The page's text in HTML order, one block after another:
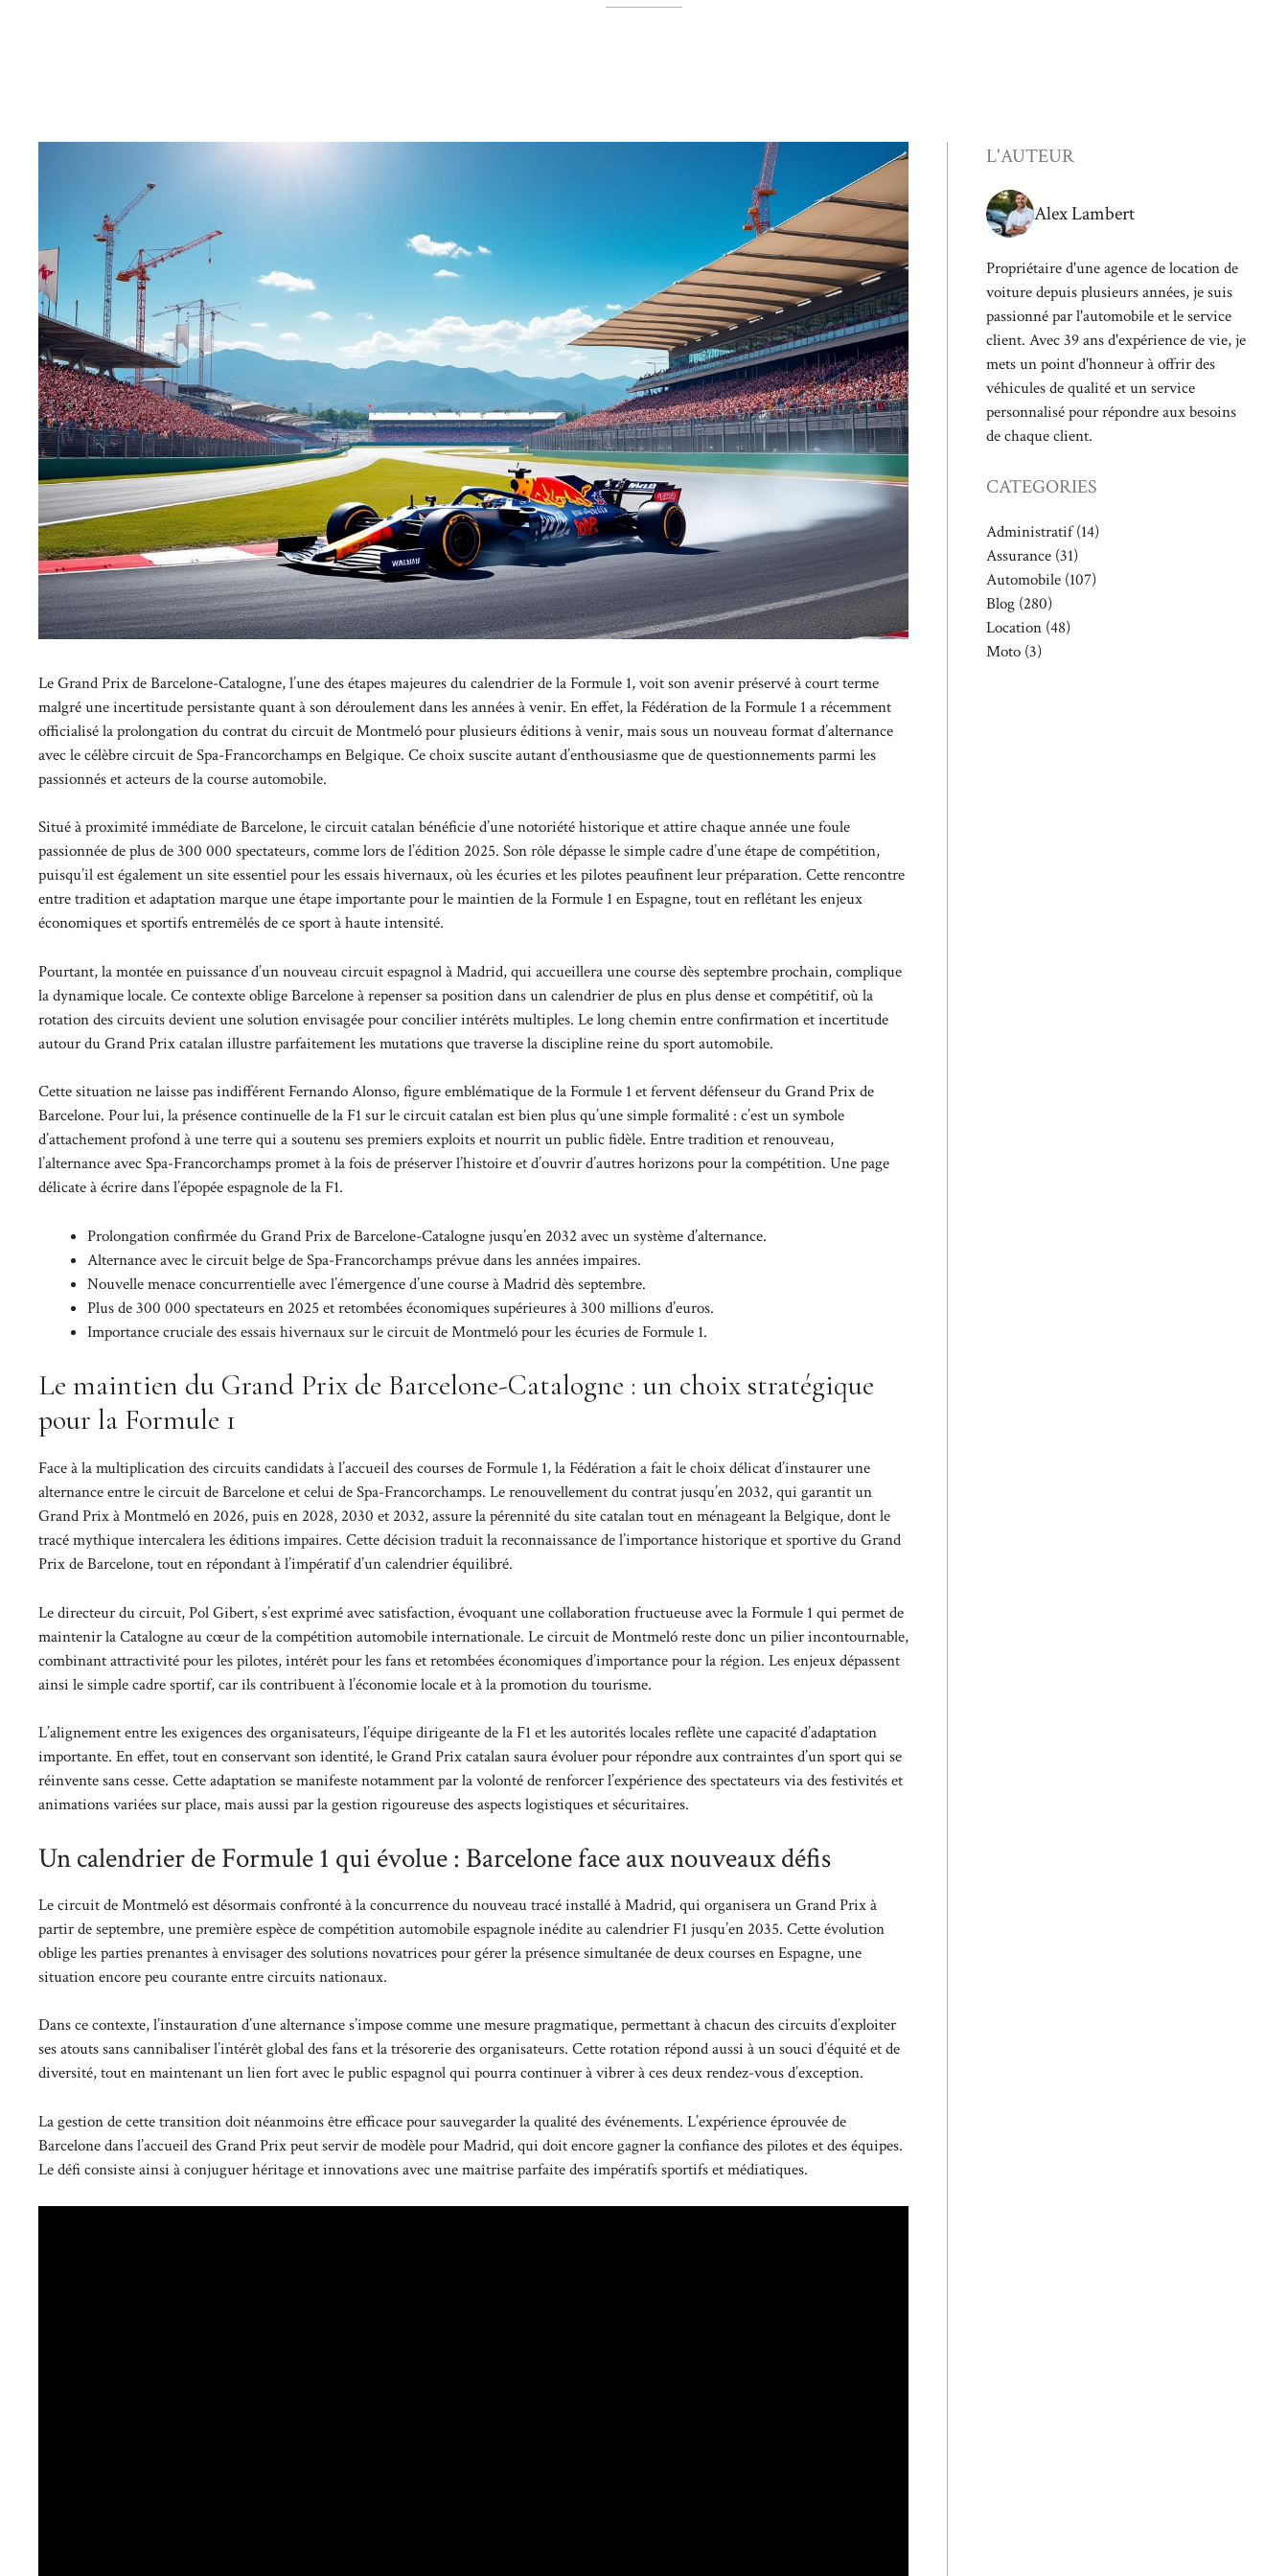
Le Grand Prix de Barcelone-Catalogne, l’une des étapes majeures du calendrier de la Formule 1, voit son avenir préservé à court terme
malgré une incertitude persistante quant à son déroulement dans les années à venir. En effet, la Fédération de la Formule 1 a récemment
officialisé la prolongation du contrat du circuit de Montmeló pour plusieurs éditions à venir, mais sous un nouveau format d’alternance
avec le célèbre circuit de Spa-Francorchamps en Belgique. Ce choix suscite autant d’enthousiasme que de questionnements parmi les
passionnés et acteurs de la course automobile.
Situé à proximité immédiate de Barcelone, le circuit catalan bénéficie d’une notoriété historique et attire chaque année une foule
passionnée de plus de 300 000 spectateurs, comme lors de l’édition 2025. Son rôle dépasse le simple cadre d’une étape de compétition,
puisqu’il est également un site essentiel pour les essais hivernaux, où les écuries et les pilotes peaufinent leur préparation. Cette rencontre
entre tradition et adaptation marque une étape importante pour le maintien de la Formule 1 en Espagne, tout en reflétant les enjeux
économiques et sportifs entremêlés de ce sport à haute intensité.
Pourtant, la montée en puissance d’un nouveau circuit espagnol à Madrid, qui accueillera une course dès septembre prochain, complique
la dynamique locale. Ce contexte oblige Barcelone à repenser sa position dans un calendrier de plus en plus dense et compétitif, où la
rotation des circuits devient une solution envisagée pour concilier intérêts multiples. Le long chemin entre confirmation et incertitude
autour du Grand Prix catalan illustre parfaitement les mutations que traverse la discipline reine du sport automobile.
Cette situation ne laisse pas indifférent Fernando Alonso, figure emblématique de la Formule 1 et fervent défenseur du Grand Prix de
Barcelone. Pour lui, la présence continuelle de la F1 sur le circuit catalan est bien plus qu’une simple formalité : c’est un symbole
d’attachement profond à une terre qui a soutenu ses premiers exploits et nourrit un public fidèle. Entre tradition et renouveau,
l’alternance avec Spa-Francorchamps promet à la fois de préserver l’histoire et d’ouvrir d’autres horizons pour la compétition. Une page
délicate à écrire dans l’épopée espagnole de la F1.
Prolongation confirmée du Grand Prix de Barcelone-Catalogne jusqu’en 2032 avec un système d’alternance.
Alternance avec le circuit belge de Spa-Francorchamps prévue dans les années impaires.
Nouvelle menace concurrentielle avec l’émergence d’une course à Madrid dès septembre.
Plus de 300 000 spectateurs en 2025 et retombées économiques supérieures à 300 millions d’euros.
Importance cruciale des essais hivernaux sur le circuit de Montmeló pour les écuries de Formule 1.
Le maintien du Grand Prix de Barcelone-Catalogne : un choix stratégique
pour la Formule 1
Face à la multiplication des circuits candidats à l’accueil des courses de Formule 1, la Fédération a fait le choix délicat d’instaurer une
alternance entre le circuit de Barcelone et celui de Spa-Francorchamps. Le renouvellement du contrat jusqu’en 2032, qui garantit un
Grand Prix à Montmeló en 2026, puis en 2028, 2030 et 2032, assure la pérennité du site catalan tout en ménageant la Belgique, dont le
tracé mythique intercalera les éditions impaires. Cette décision traduit la reconnaissance de l’importance historique et sportive du Grand
Prix de Barcelone, tout en répondant à l’impératif d’un calendrier équilibré.
Le directeur du circuit, Pol Gibert, s’est exprimé avec satisfaction, évoquant une collaboration fructueuse avec la Formule 1 qui permet de
maintenir la Catalogne au cœur de la compétition automobile internationale. Le circuit de Montmeló reste donc un pilier incontournable,
combinant attractivité pour les pilotes, intérêt pour les fans et retombées économiques d’importance pour la région. Les enjeux dépassent
ainsi le simple cadre sportif, car ils contribuent à l’économie locale et à la promotion du tourisme.
L’alignement entre les exigences des organisateurs, l’équipe dirigeante de la F1 et les autorités locales reflète une capacité d’adaptation
importante. En effet, tout en conservant son identité, le Grand Prix catalan saura évoluer pour répondre aux contraintes d’un sport qui se
réinvente sans cesse. Cette adaptation se manifeste notamment par la volonté de renforcer l’expérience des spectateurs via des festivités et
animations variées sur place, mais aussi par la gestion rigoureuse des aspects logistiques et sécuritaires.
Un calendrier de Formule 1 qui évolue : Barcelone face aux nouveaux défis
Le circuit de Montmeló est désormais confronté à la concurrence du nouveau tracé installé à Madrid, qui organisera un Grand Prix à
partir de septembre, une première espèce de compétition automobile espagnole inédite au calendrier F1 jusqu’en 2035. Cette évolution
oblige les parties prenantes à envisager des solutions novatrices pour gérer la présence simultanée de deux courses en Espagne, une
situation encore peu courante entre circuits nationaux.
Dans ce contexte, l’instauration d’une alternance s’impose comme une mesure pragmatique, permettant à chacun des circuits d’exploiter
ses atouts sans cannibaliser l’intérêt global des fans et la trésorerie des organisateurs. Cette rotation répond aussi à un souci d’équité et de
diversité, tout en maintenant un lien fort avec le public espagnol qui pourra continuer à vibrer à ces deux rendez-vous d’exception.
La gestion de cette transition doit néanmoins être efficace pour sauvegarder la qualité des événements. L’expérience éprouvée de
Barcelone dans l’accueil des Grand Prix peut servir de modèle pour Madrid, qui doit encore gagner la confiance des pilotes et des équipes.
Le défi consiste ainsi à conjuguer héritage et innovations avec une maîtrise parfaite des impératifs sportifs et médiatiques.
L'AUTEUR
Alex Lambert
Propriétaire d'une agence de location de
voiture depuis plusieurs années, je suis
passionné par l'automobile et le service
client. Avec 39 ans d'expérience de vie, je
mets un point d'honneur à offrir des
véhicules de qualité et un service
personnalisé pour répondre aux besoins
de chaque client.
CATEGORIES
Administratif(14)
Assurance (31)
Automobile (107)
Blog (280)
Location (48)
Moto (3)